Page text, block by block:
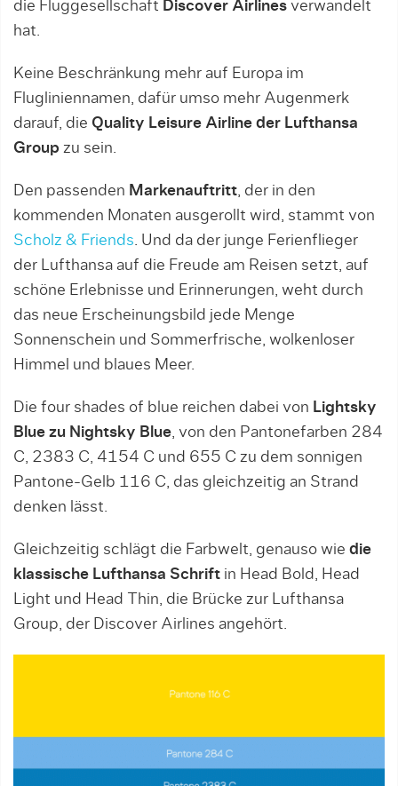
die Fluggesellschaft Discover Airlines verwandelt
hat.
Keine Beschränkung mehr auf Europa im
Flugliniennamen, dafür umso mehr Augenmerk
darauf, die Quality Leisure Airline der Lufthansa
Group zu sein.
Den passenden Markenauftritt, der in den
kommenden Monaten ausgerollt wird, stammt von
Scholz & Friends. Und da der junge Ferienflieger
der Lufthansa auf die Freude am Reisen setzt, auf
schöne Erlebnisse und Erinnerungen, weht durch
das neue Erscheinungsbild jede Menge
Sonnenschein und Sommerfrische, wolkenloser
Himmel und blaues Meer.
Die four shades of blue reichen dabei von Lightsky
Blue zu Nightsky Blue, von den Pantonefarben 284
C, 2383 C, 4154 C und 655 C zu dem sonnigen
Pantone-Gelb 116 C, das gleichzeitig an Strand
denken lässt.
Gleichzeitig schlägt die Farbwelt, genauso wie die
klassische Lufthansa Schrift in Head Bold, Head
Light und Head Thin, die Brücke zur Lufthansa
Group, der Discover Airlines angehört.